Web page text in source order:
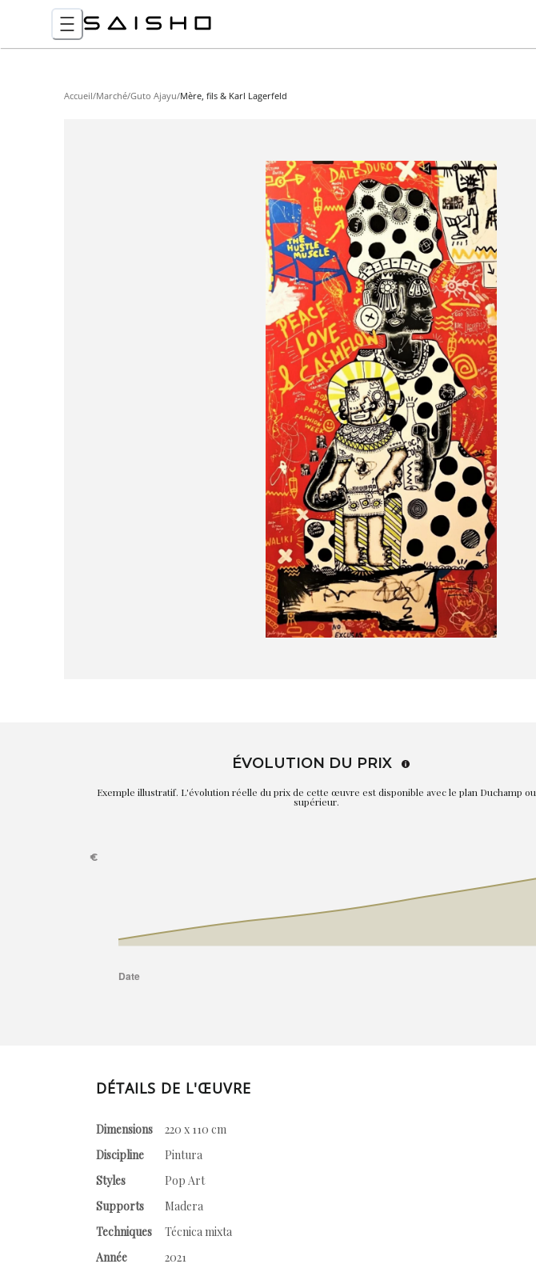
Accueil/Marché/Guto Ajayu/Mère, fils & Karl Lagerfeld
ÉVOLUTION DU PRIX
Exemple illustratif. L'évolution réelle du prix de cette œuvre est disponible avec le plan Duchamp ou
supérieur.
DÉTAILS DE L'ŒUVRE
Dimensions
220 x 110 cm
Discipline
Pintura
Styles
Pop Art
Supports
Madera
Techniques
Técnica mixta
Année
2021